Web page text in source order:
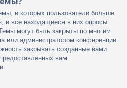
в которых пользователи больше
и все находящиеся в них опросы
могут быть закрыты по многим
или администратором конференции.
закрывать созданные вами
вам